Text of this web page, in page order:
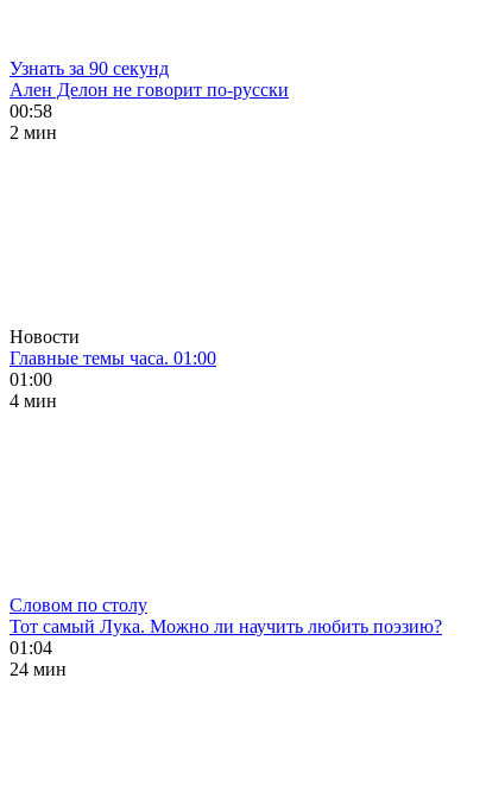
Узнать за 90 секунд
Ален Делон не говорит по-русски
00:58
2 мин
Новости
Главные темы часа. 01:00
01:00
4 мин
Словом по столу
Тот самый Лука. Можно ли научить любить поэзию?
01:04
24 мин